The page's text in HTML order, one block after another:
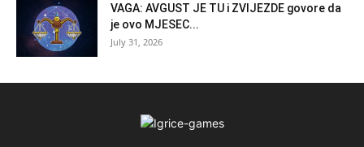
VAGA: AVGUST JE TU i ZVIJEZDE govore da
je ovo MJESEC...
July 31, 2026